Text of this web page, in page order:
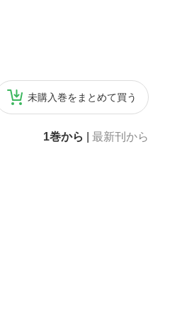
未購入巻をまとめて買う
1巻から 最新刊から